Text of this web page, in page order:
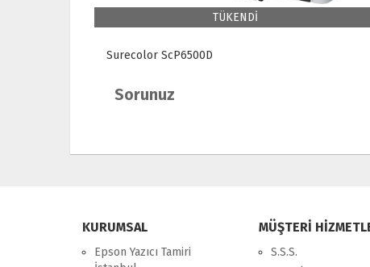
TÜKENDİ
Surecolor ScP6500D
Sorunuz
KURUMSAL
Epson Yazıcı Tamiri
MÜŞTERİ
S.S.S.